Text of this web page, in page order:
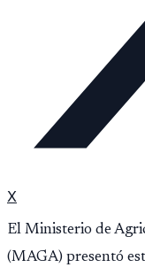
X
El Ministerio de
(MAGA) presentó